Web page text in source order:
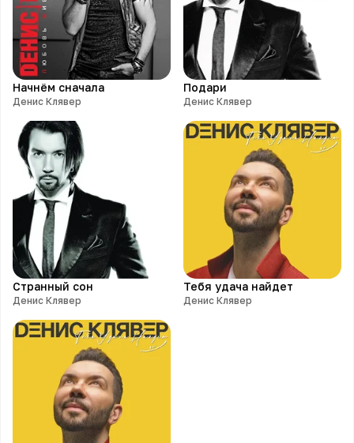
Начнём сначала
Денис Клявер
Подари
Денис Клявер
Странный сон
Денис Клявер
Тебя удача найдет
Денис Клявер